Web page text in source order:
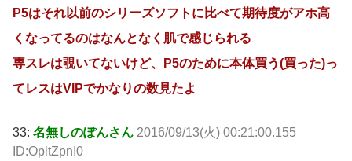
P5はそれ以前のシリーズソフトに比べて期待度がアホ高
くなってるのはなんとなく肌で感じられる
専スレは覗いてないけど、P5のために本体買う(買った)っ
てレスはVIPでかなりの数見たよ
33: 名無しのぽんさん 2016/09/13(火) 00:21:00.155
ID:OpltZpnI0